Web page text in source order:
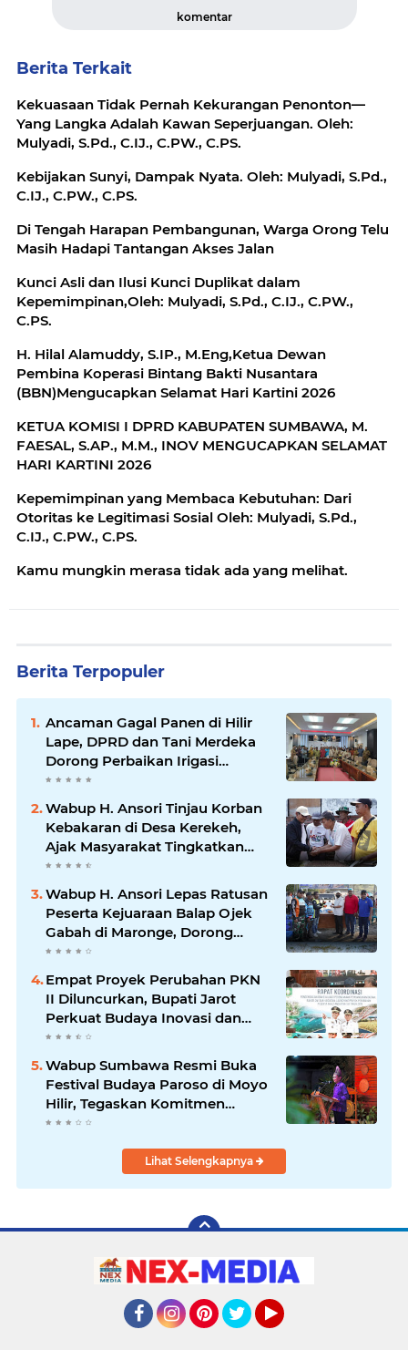
komentar
Berita Terkait
Kekuasaan Tidak Pernah Kekurangan Penonton—
Yang Langka Adalah Kawan Seperjuangan. Oleh:
Mulyadi, S.Pd., C.IJ., C.PW., C.PS.
Kebijakan Sunyi, Dampak Nyata. Oleh: Mulyadi, S.Pd.,
C.IJ., C.PW., C.PS.
Di Tengah Harapan Pembangunan, Warga Orong Telu
Masih Hadapi Tantangan Akses Jalan
Kunci Asli dan Ilusi Kunci Duplikat dalam
Kepemimpinan,Oleh: Mulyadi, S.Pd., C.IJ., C.PW.,
C.PS.
H. Hilal Alamuddy, S.IP., M.Eng,Ketua Dewan
Pembina Koperasi Bintang Bakti Nusantara
(BBN)Mengucapkan Selamat Hari Kartini 2026
KETUA KOMISI I DPRD KABUPATEN SUMBAWA, M.
FAESAL, S.AP., M.M., INOV MENGUCAPKAN SELAMAT
HARI KARTINI 2026
Kepemimpinan yang Membaca Kebutuhan: Dari
Otoritas ke Legitimasi Sosial Oleh: Mulyadi, S.Pd.,
C.IJ., C.PW., C.PS.
Kamu mungkin merasa tidak ada yang melihat.
Berita Terpopuler
Ancaman Gagal Panen di Hilir
Lape, DPRD dan Tani Merdeka
Dorong Perbaikan Irigasi
Waduk Mamak
Wabup H. Ansori Tinjau Korban
Kebakaran di Desa Kerekeh,
Ajak Masyarakat Tingkatkan
Kewaspadaan terhadap Instalasi
Listrik
Wabup H. Ansori Lepas Ratusan
Peserta Kejuaraan Balap Ojek
Gabah di Maronge, Dorong
Sportivitas dan Perputaran
Ekonomi Lokal
Empat Proyek Perubahan PKN
II Diluncurkan, Bupati Jarot
Perkuat Budaya Inovasi dan
Tata Kelola Pemerintahan
Wabup Sumbawa Resmi Buka
Festival Budaya Paroso di Moyo
Hilir, Tegaskan Komitmen
Pelestarian Budaya hingga
Lihat Selengkapnya